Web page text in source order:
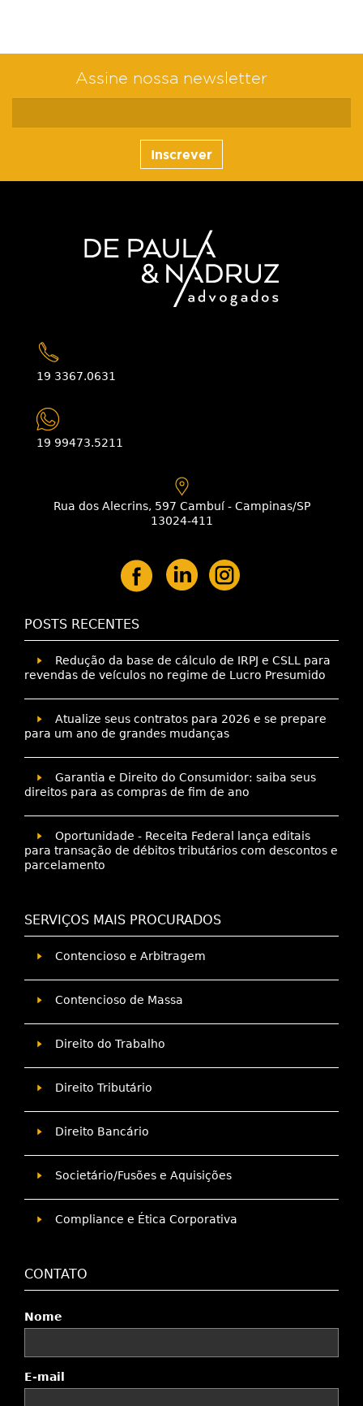
Assine nossa newsletter
Inscrever
19 3367.0631
19 99473.5211
Rua dos Alecrins, 597 Cambuí - Campinas/SP
13024-411
POSTS RECENTES
Redução da base de cálculo de IRPJ e CSLL para
revendas de veículos no regime de Lucro Presumido
Atualize seus contratos para 2026 e se prepare
para um ano de grandes mudanças
Garantia e Direito do Consumidor: saiba seus
direitos para as compras de fim de ano
Oportunidade - Receita Federal lança editais
para transação de débitos tributários com descontos e
parcelamento
SERVIÇOS MAIS PROCURADOS
Contencioso e Arbitragem
Contencioso de Massa
Direito do Trabalho
Direito Tributário
Direito Bancário
Societário/Fusões e Aquisições
Compliance e Ética Corporativa
CONTATO
Nome
E-mail